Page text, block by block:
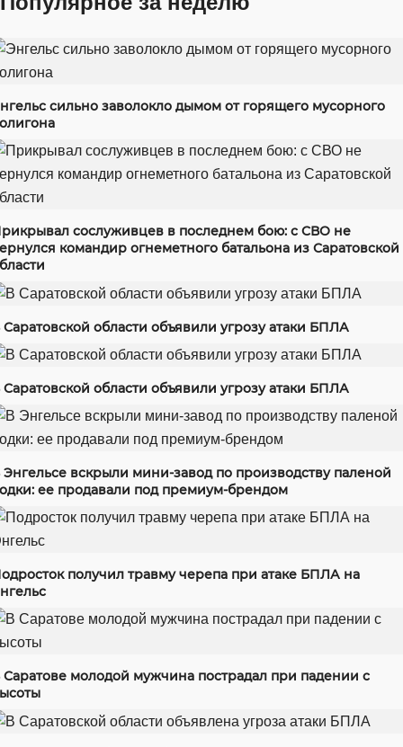
сильно заволокло дымом от горящего мусорного
сослуживцев в последнем бою: с СВО не
командир огнеметного батальона из Саратовской
Саратовской области объявили угрозу атаки БПЛА
Саратовской области объявили угрозу атаки БПЛА
Энгельсе вскрыли мини-завод по производству паленой
ее продавали под премиум-брендом
получил травму черепа при атаке БПЛА на
Саратове молодой мужчина пострадал при падении с